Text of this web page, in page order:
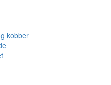
kobber